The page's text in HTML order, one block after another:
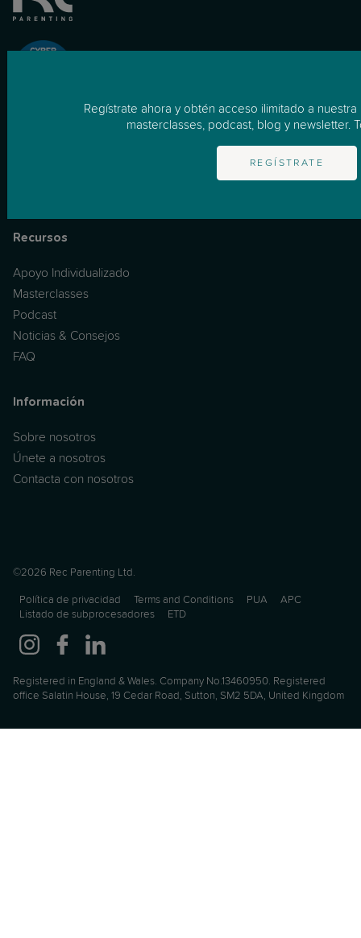
Recursos
Apoyo Individualizado
Masterclasses
Podcast
Noticias & Consejos
FAQ
Información
Sobre nosotros
Únete a nosotros
Contacta con nosotros
©2026 Rec Parenting Ltd.
Política de privacidad Terms and Conditions PUA
APC
Listado de subprocesadores
ETD
Registered in England & Wales. Company No.13460950. Registered
office Salatin House, 19 Cedar Road, Sutton, SM2 5DA, United Kingdom
Regístrate ahora y obtén acceso ilimitado a
masterclasses, podcast, blog y newsletter.
REGÍSTRATE